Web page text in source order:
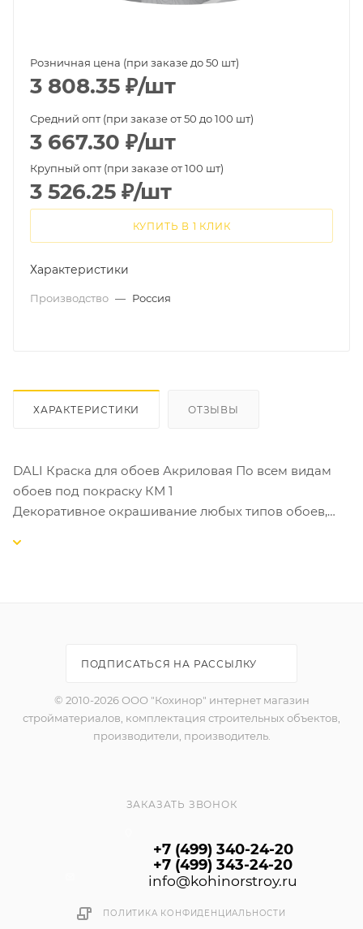
Розничная цена (при заказе до 50 шт)
3 808.35 ₽/шт
Средний опт (при заказе от 50 до 100 шт)
3 667.30 ₽/шт
Крупный опт (при заказе от 100 шт)
3 526.25 ₽/шт
КУПИТЬ В 1 КЛИК
Характеристики
Производство — Россия
ХАРАКТЕРИСТИКИ ОТЗЫВЫ
DALI Краска для обоев Акриловая По всем видам
обоев под покраску КМ 1
Декоративное окрашивание любых типов обоев,
поверхности, толщины слоя и инструмента
ПОДПИСАТЬСЯ НА РАССЫЛКУ
© 2010-2026 ООО "Кохинор" интернет магазин
стройматериалов, комплектация строительных объектов,
производители, производитель.
ЗАКАЗАТЬ ЗВОНОК
+7 (499) 340-24-20
+7 (499) 343-24-20
info@kohinorstroy.ru
ПОЛИТИКА КОНФИДЕНЦИАЛЬНОСТИ